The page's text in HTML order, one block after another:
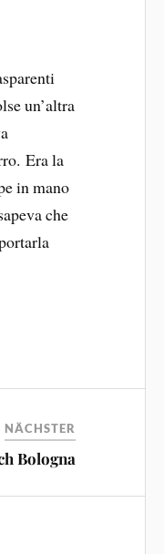
un’altra
Era la
in mano
che
NÄCHSTER
Bologna